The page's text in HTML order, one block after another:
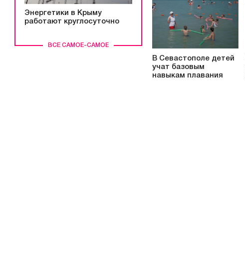
ВСЕ САМОЕ-САМОЕ
Энергетики в Крыму
работают круглосуточно
В Севастополе детей
учат базовым
навыкам плавания